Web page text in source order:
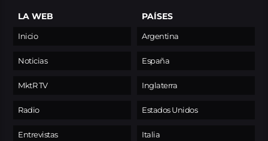
LA WEB
Inicio
Noticias
MktR TV
Radio
Entrevistas
PAÍSES
Argentina
España
Inglaterra
Estados Unidos
Italia